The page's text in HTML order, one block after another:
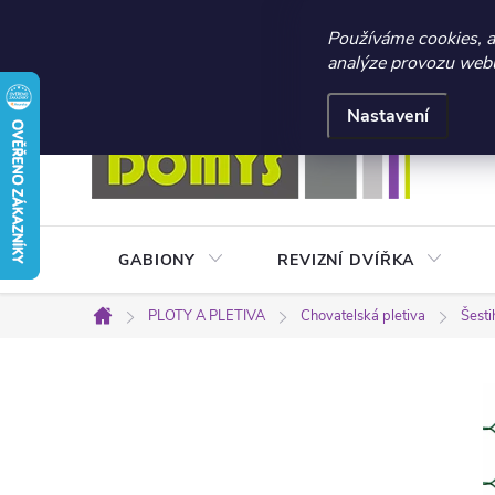
☀️ LETNÍ AKCE
Používáme cookies,
analýze provozu
Nastavení
Přejít
na
obsah
Obchodní podmínky
GABIONY REVIZNÍ DVÍŘKA
Domů
PLOTY A PLETIVA Chovatelská pletiva